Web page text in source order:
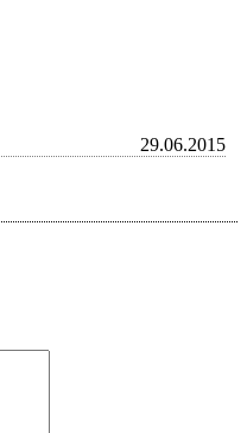
29.06.2015